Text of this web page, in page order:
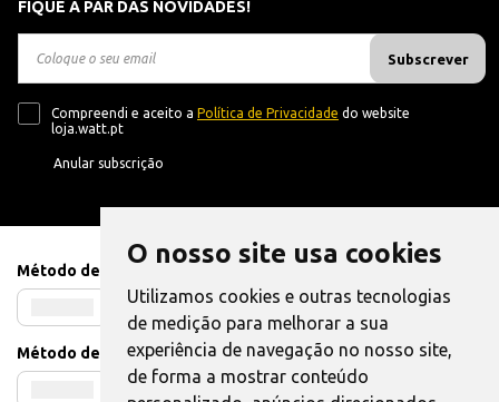
O nosso site usa cookies
Utilizamos cookies e outras tecnologias
de medição para melhorar a sua
experiência de navegação no nosso site,
de forma a mostrar conteúdo
FIQUE A PAR DAS NOVIDADES!
Subscrever
Compreendi e aceito a Política de Privacidade do website
loja.watt.pt
Anular subscrição
Método de Pagamento
Método de Envio